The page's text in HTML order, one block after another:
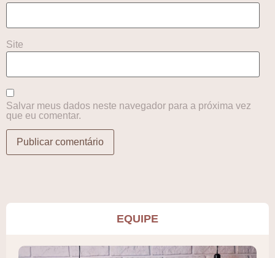
Site
Salvar meus dados neste navegador para a próxima vez
que eu comentar.
EQUIPE